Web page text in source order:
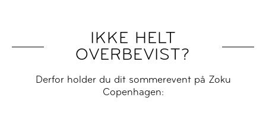
IKKE HELT
OVERBEVIST?
Derfor holder du dit sommerevent på Zoku
Copenhagen: